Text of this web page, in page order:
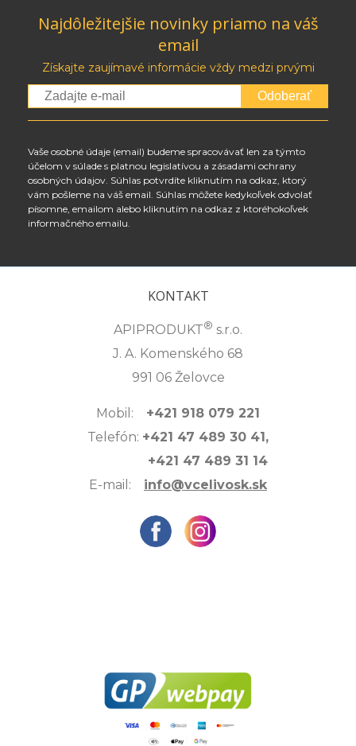
Najdôležitejšie novinky priamo na váš
email
Získajte zaujímavé informácie vždy medzi prvými
Odoberať
Vaše osobné údaje (email) budeme spracovávať len za týmto
účelom v súlade s platnou legislatívou a zásadami ochrany
osobných údajov. Súhlas potvrdíte kliknutím na odkaz, ktorý
vám pošleme na váš email. Súhlas môžete kedykoľvek odvolať
písomne, emailom alebo kliknutím na odkaz z ktoréhokoľvek
informačného emailu.
KONTAKT
APIPRODUKT® s.r.o.
J. A. Komenského 68
991 06 Želovce
Mobil: +421 918 079 221
Telefón: +421 47 489 30 41,
+421 47 489 31 14
E-mail: info@vcelivosk.sk